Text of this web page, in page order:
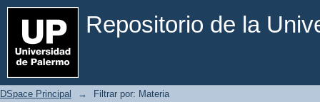
Repositorio de la
Filtrar por: Materia
DSpace Principal → Filtrar por: Materia